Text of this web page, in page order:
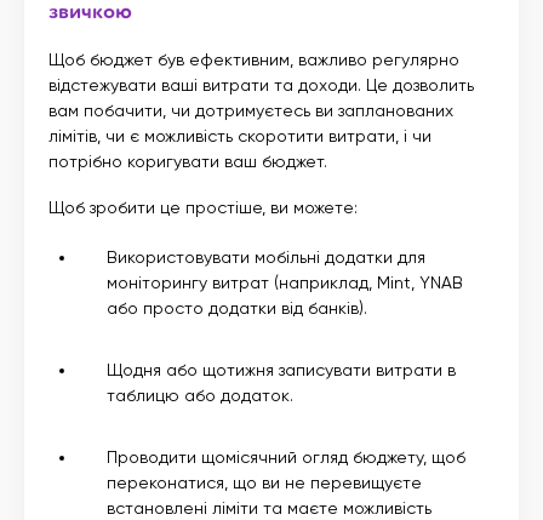
звичкою
Щоб бюджет був ефективним, важливо регулярно
відстежувати ваші витрати та доходи. Це дозволить
вам побачити, чи дотримуєтесь ви запланованих
лімітів, чи є можливість скоротити витрати, і чи
потрібно коригувати ваш бюджет.
Щоб зробити це простіше, ви можете:
Використовувати мобільні додатки для
моніторингу витрат (наприклад, Mint, YNAB
або просто додатки від банків).
Щодня або щотижня записувати витрати в
таблицю або додаток.
Проводити щомісячний огляд бюджету, щоб
переконатися, що ви не перевищуєте
встановлені ліміти та маєте можливість